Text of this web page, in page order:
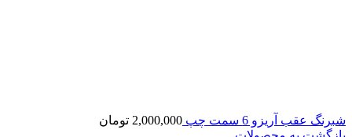
شبرنگ عقب آریزو 6 سمت چپ 2,000,000 تومان